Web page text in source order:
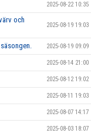
2025-08-22 10:35
och
2025-08-19 19:03
2025-08-19 09:09
2025-08-14 21:00
2025-08-12 19:02
2025-08-11 19:03
2025-08-07 14:17
2025-08-03 18:07